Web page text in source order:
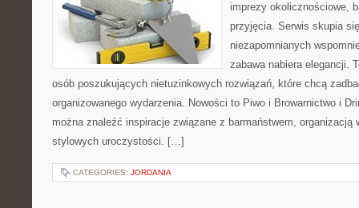
imprezy okolicznościowe,
przyjęcia. Serwis skupia
niezapomnianych
zabawa nabiera elegancji.
osób poszukujących nietuzinkowych rozwiązań, które chcą
organizowanego wydarzenia. Nowości to Piwo i Browarnictwo i
można znaleźć inspiracje związane z barmaństwem, organizacją
stylowych uroczystości. […]
CATEGORIES: JORDANIA